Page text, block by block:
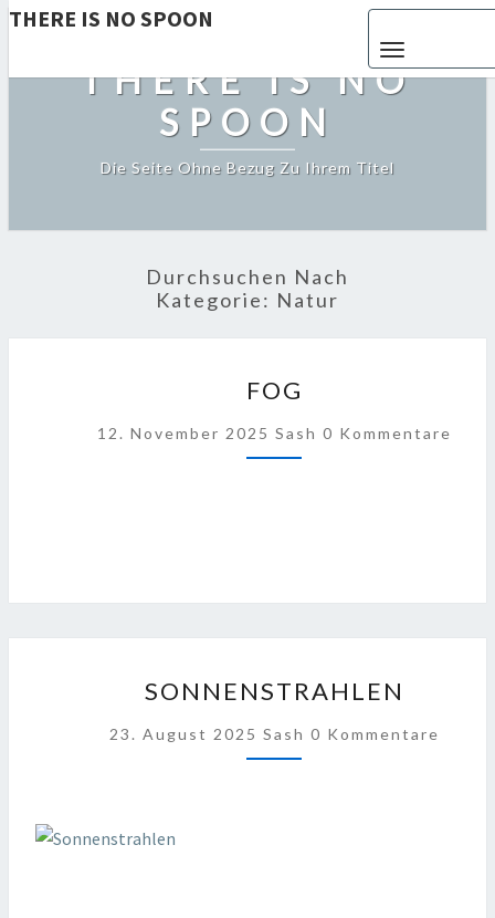
THERE IS NO SPOON
THERE IS NO
SPOON
Die Seite Ohne Bezug Zu Ihrem Titel
Durchsuchen Nach
Kategorie: Natur
FOG
12. November 2025 Sash Kommentare
0 Kommentare
SONNENSTRAHLEN
23. August 2025 Sash Kommentare
0 Kommentare